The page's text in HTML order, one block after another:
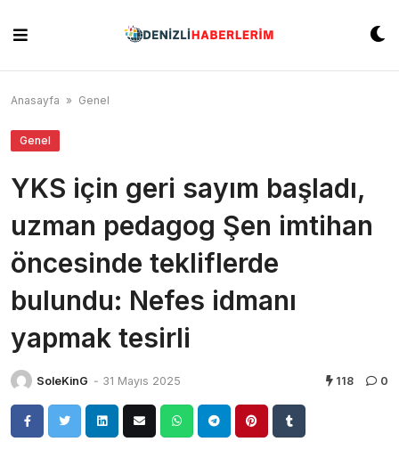
content
Anasayfa » Genel
Genel
YKS için geri sayım başladı,
uzman pedagog Şen imtihan
öncesinde tekliflerde
bulundu: Nefes idmanı
yapmak tesirli
SoleKinG - 31 Mayıs 2025 118 0